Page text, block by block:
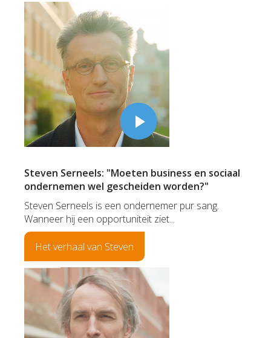
Steven Serneels: "Moeten business en sociaal
ondernemen wel gescheiden worden?"
Steven Serneels is een ondernemer pur sang.
Wanneer hij een opportuniteit ziet...
Het verhaal van Steven